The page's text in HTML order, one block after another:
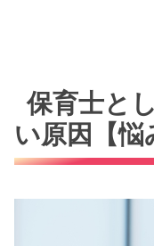
保育士と
い原因【悩